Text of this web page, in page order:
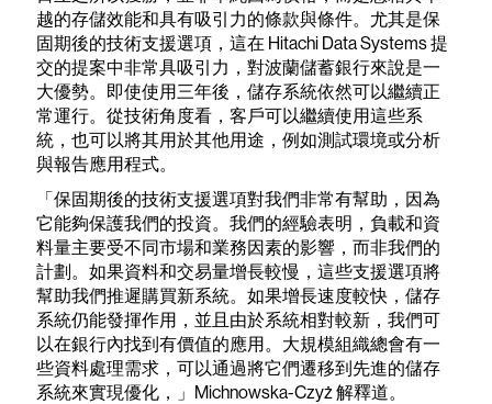
越的存儲效能和具有吸引力的條款與條件。尤其是保
固期後的技術支援選項，這在 Hitachi Data Systems 提
交的提案中非常具吸引力，對波蘭儲蓄銀行來說是一
大優勢。即使使用三年後，儲存系統依然可以繼續正
常運行。從技術角度看，客戶可以繼續使用這些系
統，也可以將其用於其他用途，例如測試環境或分析
與報告應用程式。
「保固期後的技術支援選項對我們非常有幫助，因為
它能夠保護我們的投資。我們的經驗表明，負載和資
料量主要受不同市場和業務因素的影響，而非我們的
計劃。如果資料和交易量增長較慢，這些支援選項將
幫助我們推遲購買新系統。如果增長速度較快，儲存
系統仍能發揮作用，並且由於系統相對較新，我們可
以在銀行內找到有價值的應用。大規模組織總會有一
些資料處理需求，可以通過將它們遷移到先進的儲存
系統來實現優化，」Michnowska-Czyż 解釋道。